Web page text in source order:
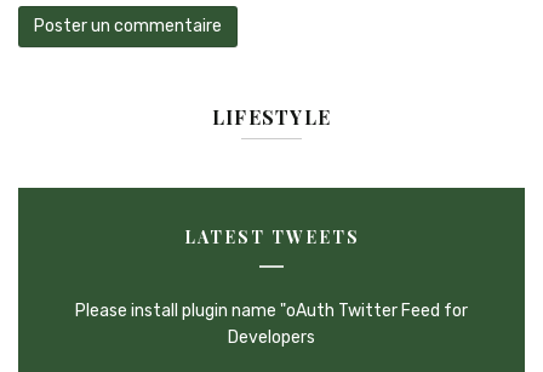
LIFESTYLE
LATEST TWEETS
Please install plugin name "oAuth Twitter Feed for
Developers